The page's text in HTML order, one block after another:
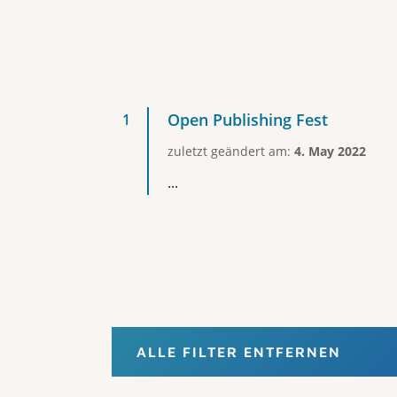
Open Publishing Fest
zuletzt geändert am: 4. May 2022
...
ALLE FILTER ENTFERNEN